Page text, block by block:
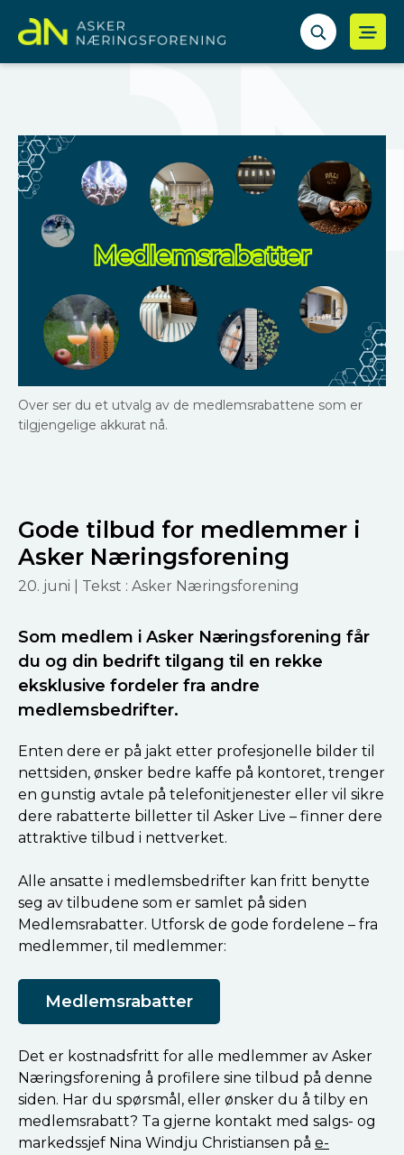
Over ser du et utvalg av de medlemsrabattene som er
tilgjengelige akkurat nå.
Gode tilbud for medlemmer i
Asker Næringsforening
20. juni | Tekst : Asker Næringsforening
Som medlem i Asker Næringsforening får
du og din bedrift tilgang til en rekke
eksklusive fordeler fra andre
medlemsbedrifter.
Enten dere er på jakt etter profesjonelle bilder til
nettsiden, ønsker bedre kaffe på kontoret, trenger
en gunstig avtale på telefonitjenester eller vil sikre
dere rabatterte billetter til Asker Live – finner dere
attraktive tilbud i nettverket.
Alle ansatte i medlemsbedrifter kan fritt benytte
seg av tilbudene som er samlet på siden
Medlemsrabatter. Utforsk de gode fordelene – fra
medlemmer, til medlemmer:
Medlemsrabatter
Det er kostnadsfritt for alle medlemmer av Asker
Næringsforening å profilere sine tilbud på denne
siden. Har du spørsmål, eller ønsker du å tilby en
medlemsrabatt? Ta gjerne kontakt med salgs- og
markedssjef Nina Windju Christiansen på e-